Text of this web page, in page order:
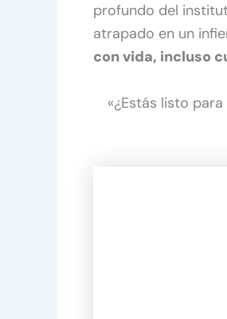
profundo del
atrapado en un
con vida, incluso
«¿Estás listo